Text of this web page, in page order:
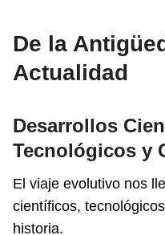
De la
Actualidad
Desarrollos
Tecnológicos y
El viaje evolutivo nos
científicos,
historia.